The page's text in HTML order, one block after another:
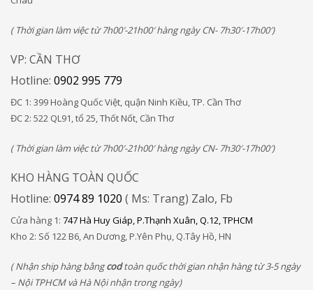
( Thời gian làm việc từ 7h00′-21h00′ hàng ngày CN- 7h30′-17h00′)
VP: CẦN THƠ
Hotline: 0902 995 779
ĐC 1: 399 Hoàng Quốc Việt, quận Ninh Kiều, TP. Cần Thơ
ĐC 2: 522 QL91, tổ 25, Thốt Nốt, Cần Thơ
( Thời gian làm việc từ 7h00′-21h00′ hàng ngày CN- 7h30′-17h00′)
KHO HÀNG TOÀN QUỐC
Hotline: 0974 89 1020 ( Ms: Trang) Zalo, Fb
Cửa hàng 1: 747 Hà Huy Giáp, P.Thạnh Xuân, Q.12, TPHCM
Kho 2: Số 122 B6, An Dương, P.Yên Phụ, Q.Tây Hồ, HN​
( Nhận ship hàng bằngcodtoàn quốc thời gian nhận hàng từ 3-5 ngày
– Nội TPHCM và Hà Nội nhận trong ngày)